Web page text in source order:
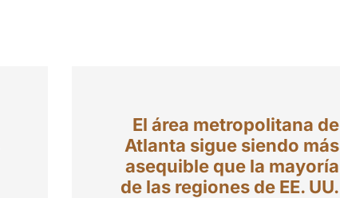
El área metropolitana de
Atlanta sigue siendo más
asequible que la mayoría
de las regiones de EE. UU.